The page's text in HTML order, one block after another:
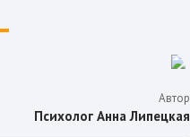
Автор
Психолог Анна Липецкая